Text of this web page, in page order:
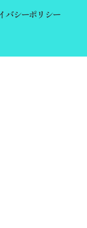
バシーポリシー